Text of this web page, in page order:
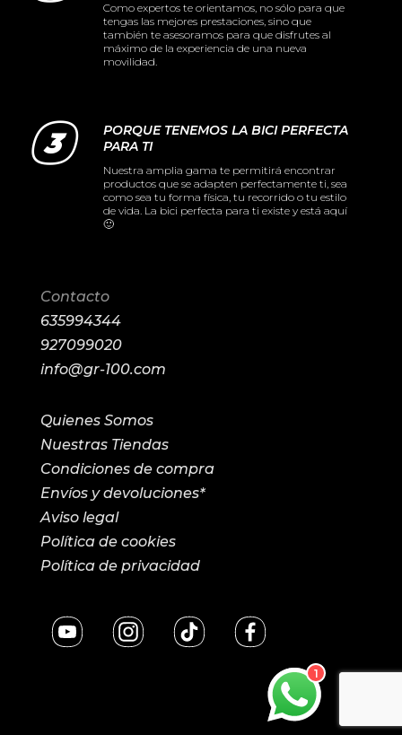
Como expertos te orientamos, no sólo para que
tengas las mejores prestaciones, sino que
también te asesoramos para que disfrutes al
máximo de la experiencia de una nueva
movilidad.
PORQUE TENEMOS LA BICI PERFECTA
PARA TI
Nuestra amplia gama te permitirá encontrar
productos que se adapten perfectamente ti, sea
como sea tu forma física, tu recorrido o tu estilo
de vida. La bici perfecta para ti existe y está aquí
🙂
Contacto
635994344
927099020
info@gr-100.com
Quienes Somos
Nuestras Tiendas
Condiciones de compra
Envíos y devoluciones*
Aviso legal
Política de cookies
Política de privacidad
1